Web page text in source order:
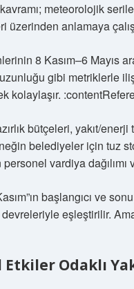
meteorolojik
anlamaya
8 Kasım–6 Mayıs
gibi metriklerle
kolaylaşır.
bütçeleri, yakıt/
belediyeler için tuz
vardiya dağılımı
başlangıcı ve
eşleştirilir.
Odaklı